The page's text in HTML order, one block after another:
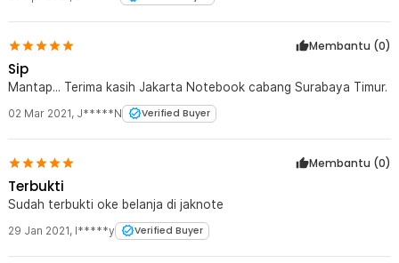
Membantu (0)
Sip
Mantap... Terima kasih Jakarta Notebook cabang Surabaya Timur.
02 Mar 2021, J*****N Verified Buyer
Membantu (0)
Terbukti
Sudah terbukti oke belanja di jaknote
29 Jan 2021, I*****y Verified Buyer